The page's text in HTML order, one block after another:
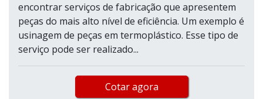
encontrar serviços de fabricação que apresentem
peças do mais alto nível de eficiência. Um exemplo é
usinagem de peças em termoplástico. Esse tipo de
serviço pode ser realizado...
Cotar agora